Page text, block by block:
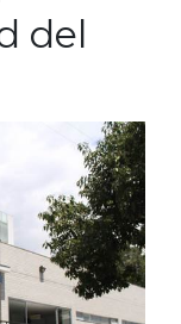
del